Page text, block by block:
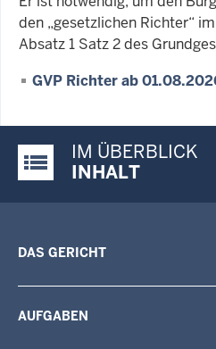
den „gesetzlichen Richter“
Absatz 1 Satz 2 des
GVP Richter ab
Justiz-Portal im
IM ÜBERBLICK
INHALT
DAS GERICHT
AUFGABEN